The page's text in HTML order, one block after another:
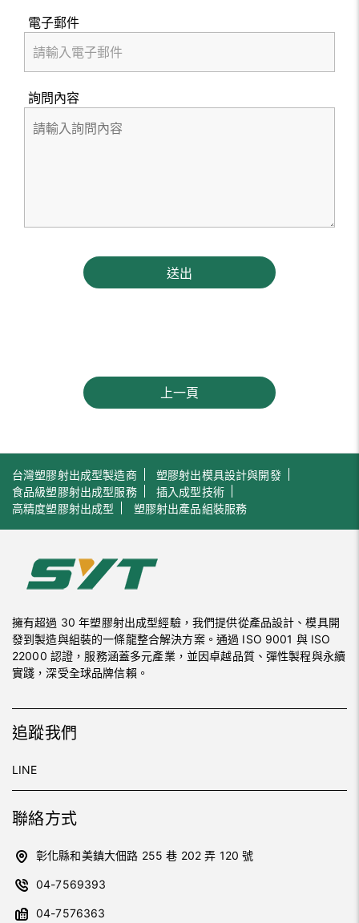
電子郵件
詢問內容
送出
上一頁
擁有超過 30 年塑膠射出成型經驗，我們提供從產品設計、模具開
發到製造與組裝的一條龍整合解決方案。通過 ISO 9001 與 ISO
22000 認證，服務涵蓋多元產業，並因卓越品質、彈性製程與永續
實踐，深受全球品牌信賴。
追蹤我們
LINE
聯絡方式
彰化縣和美鎮大佃路 255 巷 202 弄 120 號
04-7569393
04-7576363
台灣塑膠射出成型製造商
塑膠射出模具設計與開發
食品級塑膠射出成型服務
插入成型技術
高精度塑膠射出成型
塑膠射出產品組裝服務